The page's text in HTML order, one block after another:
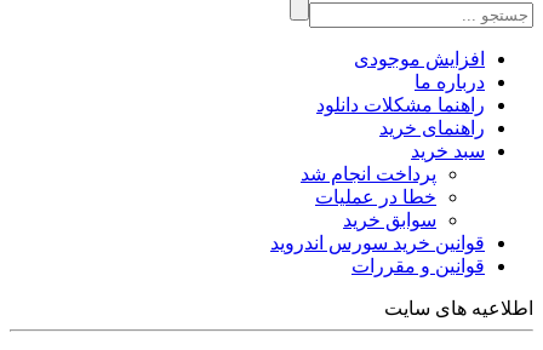
افزایش موجودی
درباره ما
راهنما مشکلات دانلود
راهنمای خرید
سبد خرید
پرداخت انجام شد
خطا در عملیات
سوابق خرید
قوانین خرید سورس اندروید
قوانین و مقررات
اطلاعیه های سایت